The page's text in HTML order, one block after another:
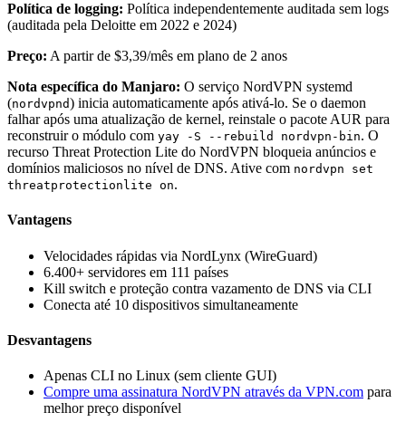
Política de logging: Política independentemente auditada sem logs
(auditada pela Deloitte em 2022 e 2024)
Preço: A partir de $3,39/mês em plano de 2 anos
Nota específica do Manjaro: O serviço NordVPN systemd
(nordvpnd) inicia automaticamente após ativá-lo. Se o daemon
falhar após uma atualização de kernel, reinstale o pacote AUR para
reconstruir o módulo com yay -S --rebuild nordvpn-bin. O
recurso Threat Protection Lite do NordVPN bloqueia anúncios e
domínios maliciosos no nível de DNS. Ative com nordvpn set
threatprotectionlite on.
Vantagens
Velocidades rápidas via NordLynx (WireGuard)
6.400+ servidores em 111 países
Kill switch e proteção contra vazamento de DNS via CLI
Conecta até 10 dispositivos simultaneamente
Desvantagens
Apenas CLI no Linux (sem cliente GUI)
Compre uma assinatura NordVPN através da VPN.com para
melhor preço disponível